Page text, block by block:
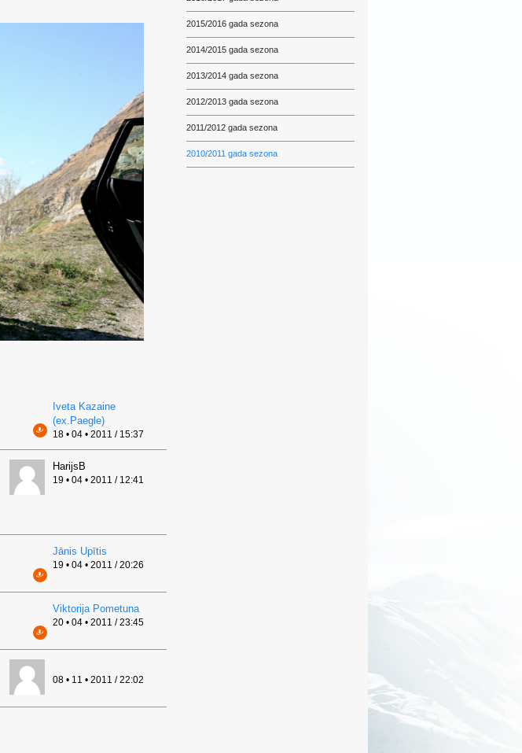
Iveta Kazaine
(ex.Paegle)
18 • 04 • 2011 / 15:37
HarijsB
19 • 04 • 2011 / 12:41
Jānis Upītis
19 • 04 • 2011 / 20:26
Viktorija Pometuna
20 • 04 • 2011 / 23:45
08 • 11 • 2011 / 22:02
2015/2016 gada sezona
2014/2015 gada sezona
2013/2014 gada sezona
2012/2013 gada sezona
2011/2012 gada sezona
2010/2011 gada sezona